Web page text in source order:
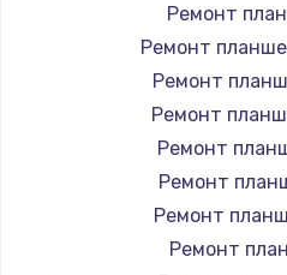
Замена
1495
Установка
1000
Ремонт
Ремонт
Ремонт
Ремонт
Ремонт
Ремонт
Ремонт
Ремонт